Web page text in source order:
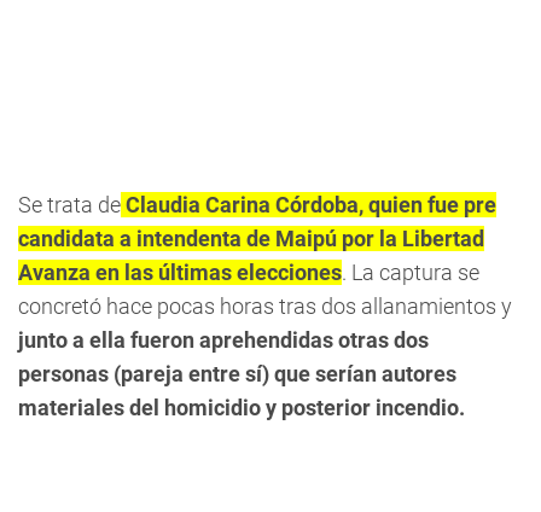
Se trata deClaudia Carina Córdoba, quien fue pre
candidata a intendenta de Maipú por la Libertad
Avanza en las últimas elecciones. La captura se
concretó hace pocas horas tras dos allanamientos y
junto a ella fueron aprehendidas otras dos
personas (pareja entre sí) que serían autores
materiales del homicidio y posterior incendio.